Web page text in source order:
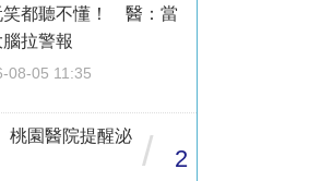
笑都聽不懂！ 醫：當
拉警報
08-05 11:35
園醫院提醒泌 / 2